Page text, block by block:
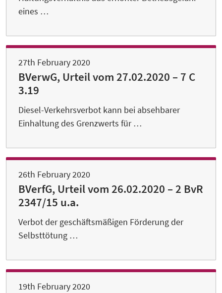
eines …
27th February 2020
BVerwG, Urteil vom 27.02.2020 – 7 C
3.19
Diesel-Verkehrsverbot kann bei absehbarer
Einhaltung des Grenzwerts für …
26th February 2020
BVerfG, Urteil vom 26.02.2020 – 2 BvR
2347/15 u.a.
Verbot der geschäftsmäßigen Förderung der
Selbsttötung …
19th February 2020